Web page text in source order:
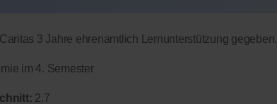
3 Jahre ehrenamtlich Lernunterstützung gegeben.
im 4. Semester
2.7